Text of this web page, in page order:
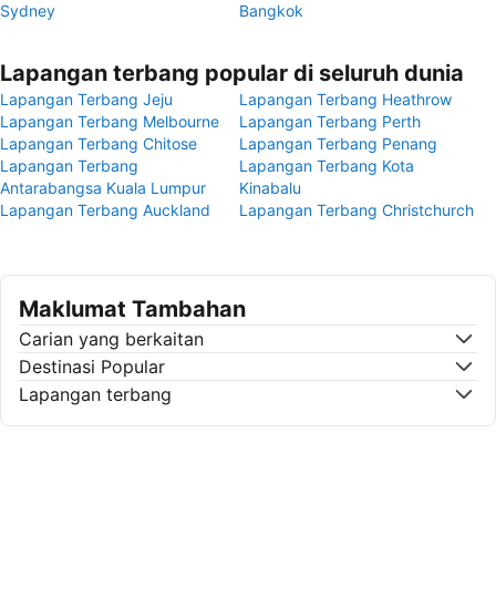
Sydney
Bangkok
Lapangan terbang popular di seluruh dunia
Lapangan Terbang Jeju
Lapangan Terbang Heathrow
Lapangan Terbang Melbourne
Lapangan Terbang Perth
Lapangan Terbang Chitose
Lapangan Terbang Penang
Lapangan Terbang
Antarabangsa Kuala Lumpur
Lapangan Terbang Kota
Kinabalu
Lapangan Terbang Auckland
Lapangan Terbang Christchurch
Maklumat Tambahan
Carian yang berkaitan
Destinasi Popular
Lapangan terbang